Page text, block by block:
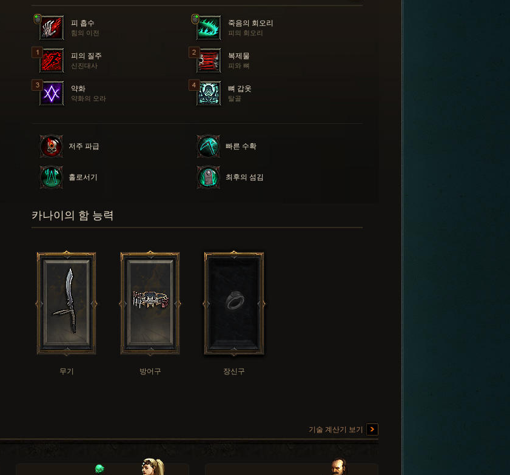
피 흡수
힘의 이전
죽음의 회오리
피의 회오리
피의 질주
신진대사
복제물
피와 뼈
약화
약화의 오라
뼈 갑옷
탈골
저주 파급 빠른 수확
홀로서기 최후의 섬김
카나이의 함 능력
무기 방어구 장신구
기술 계산기 보기